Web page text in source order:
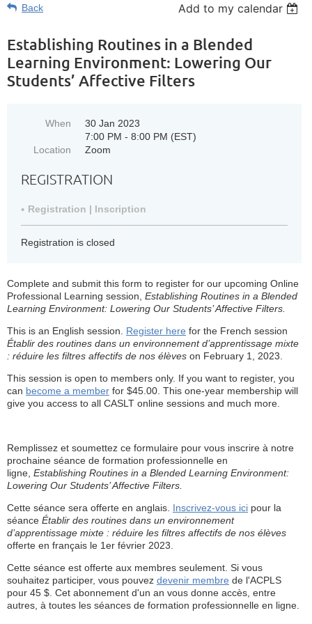
Back Add to my calendar
Establishing Routines in a Blended
Learning Environment: Lowering Our
Students’ Affective Filters
When
30 Jan 2023
7:00 PM - 8:00 PM (EST)
Location
Zoom
REGISTRATION
Registration | Inscription
Registration is closed
Complete and submit this form to register for our upcoming Online
Professional Learning session, Establishing Routines in a Blended
Learning Environment: Lowering Our Students’ Affective Filters.
This is an English session. Register here for the French session
Établir des routines dans un environnement d’apprentissage mixte
: réduire les filtres affectifs de nos élèves on February 1, 2023.
This session is open to members only. If you want to register, you
can become a member for $45.00. This one-year membership will
give you access to all CASLT online sessions and much more.
Remplissez et soumettez ce formulaire pour vous inscrire à notre
prochaine séance de formation professionnelle en
ligne, Establishing Routines in a Blended Learning Environment:
Lowering Our Students’ Affective Filters.
Cette séance sera offerte en anglais. Inscrivez-vous ici pour la
séance Établir des routines dans un environnement
d’apprentissage mixte : réduire les filtres affectifs de nos élèves
offerte en français le 1er février 2023.
Cette séance est offerte aux membres seulement. Si vous
souhaitez participer, vous pouvez devenir membre de l'ACPLS
pour 45 $. Cet abonnement d'un an vous donne accès, entre
autres, à toutes les séances de formation professionnelle en ligne.